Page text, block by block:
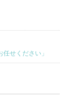
せください」